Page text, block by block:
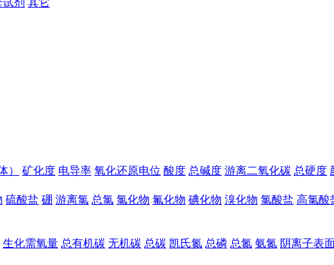
） 矿化度 电导率 氧化还原电位 酸度 总碱度 游离二氧化碳 总硬度
硫酸盐 硼 游离氯 总氯 氯化物 氟化物 碘化物 溴化物 氯酸盐 高氯酸
生化需氧量 总有机碳 无机碳 总碳 凯氏氮 总磷 总氮 氨氮 阴离子表